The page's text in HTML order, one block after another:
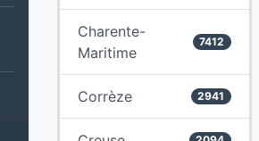
Charente-
Maritime
7412
Corrèze 2941